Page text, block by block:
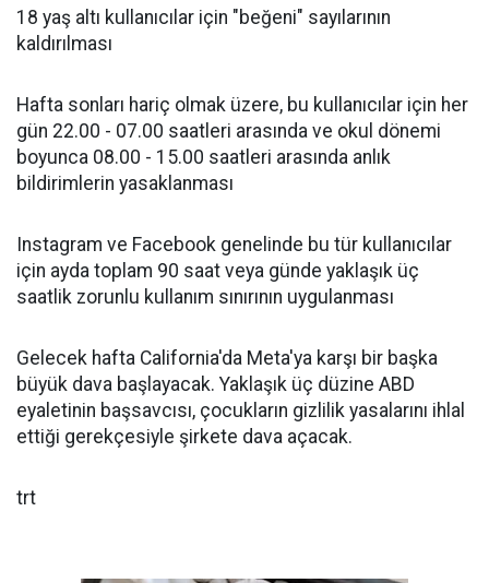
18 yaş altı kullanıcılar için "beğeni" sayılarının
kaldırılması
Hafta sonları hariç olmak üzere, bu kullanıcılar için her
gün 22.00 - 07.00 saatleri arasında ve okul dönemi
boyunca 08.00 - 15.00 saatleri arasında anlık
bildirimlerin yasaklanması
Instagram ve Facebook genelinde bu tür kullanıcılar
için ayda toplam 90 saat veya günde yaklaşık üç
saatlik zorunlu kullanım sınırının uygulanması
Gelecek hafta California'da Meta'ya karşı bir başka
büyük dava başlayacak. Yaklaşık üç düzine ABD
eyaletinin başsavcısı, çocukların gizlilik yasalarını ihlal
ettiği gerekçesiyle şirkete dava açacak.
trt